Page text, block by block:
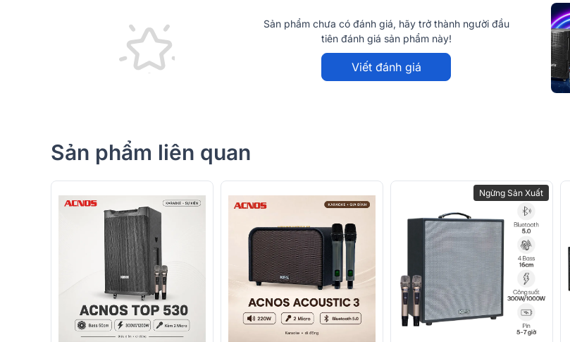
ePop 100 sở hữu kiểu dáng hình hộp vuông đầy chắc chắn; mang lại cảm giác
cân đối và dễ dàng bố trí trong nhiều không gian khác nhau. Kiểu dáng này vừa tối ưu hóa khả
năng cộng hưởng âm thanh; vừa giúp loa trở nên nổi bật như một món phụ kiện nội thất cá tính.
xước.. Màu sắc đen nhám thời thượng giúp loa dễ dàng hòa hợp với mọi phong cách bài trí.
Quai xách kim loại tiện dụng
Phía trên loa được trang bị một quai xách bằng kim loại bọc da chắc chắn. Thiết kế tay xách
dạng bản lớn giúp việc di chuyển trở nên thuận tiện và thoải mái hơn bao giờ hết. Đây là điểm
cộng lớn đối với người dùng yêu thích sự linh hoạt, thường xuyên mang loa theo trong những
buổi dã ngoại hay tiệc tùng ngoài trời.
Cụm nút vặn mang phong cách retro
Điểm nhấn ấn tượng nhất trên Acnos ePop 100 chính là cụm nút vặn điều khiển được thiết kế
theo phong cách cổ điển. Tông màu đồng ánh kim kết hợp cùng cách bố trí đối xứng tạo cảm
giác như một thiết bị âm thanh hoài cổ giữa thế kỷ 20. Không chỉ đẹp về mặt thẩm mỹ, các nút
Sản phẩm chưa có đánh giá, hãy trở thành người đầu
tiên đánh giá sản phẩm này!
Viết đánh giá
Sản phẩm liên quan
Ngừng Sản Xuất